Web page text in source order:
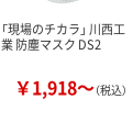
「現場のチカラ」 川西工
業 防塵マスク DS2
￥1,918～（税込）